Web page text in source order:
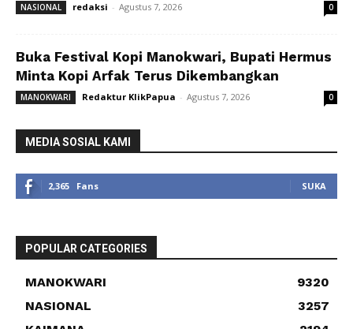
NASIONAL redaksi - Agustus 7, 2026 0
Buka Festival Kopi Manokwari, Bupati Hermus
Minta Kopi Arfak Terus Dikembangkan
MANOKWARI Redaktur KlikPapua - Agustus 7, 2026 0
MEDIA SOSIAL KAMI
2,365 Fans SUKA
POPULAR CATEGORIES
MANOKWARI
9320
NASIONAL
3257